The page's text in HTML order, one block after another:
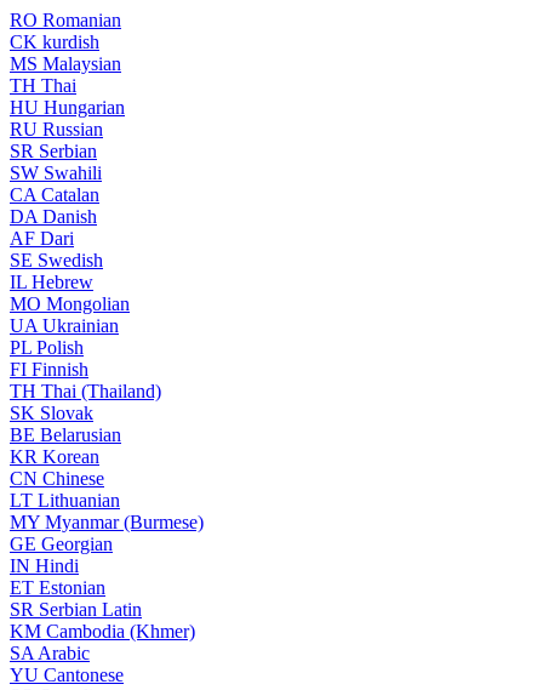
RO Romanian
CK kurdish
MS Malaysian
TH Thai
HU Hungarian
RU Russian
SR Serbian
SW Swahili
CA Catalan
DA Danish
AF Dari
SE Swedish
IL Hebrew
MO Mongolian
UA Ukrainian
PL Polish
FI Finnish
TH Thai (Thailand)
SK Slovak
BE Belarusian
KR Korean
CN Chinese
LT Lithuanian
MY Myanmar (Burmese)
GE Georgian
IN Hindi
ET Estonian
SR Serbian Latin
KM Cambodia (Khmer)
SA Arabic
YU Cantonese